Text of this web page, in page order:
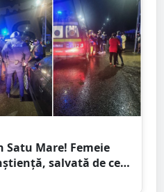
Satu Mare! Femeie
salvată de cei